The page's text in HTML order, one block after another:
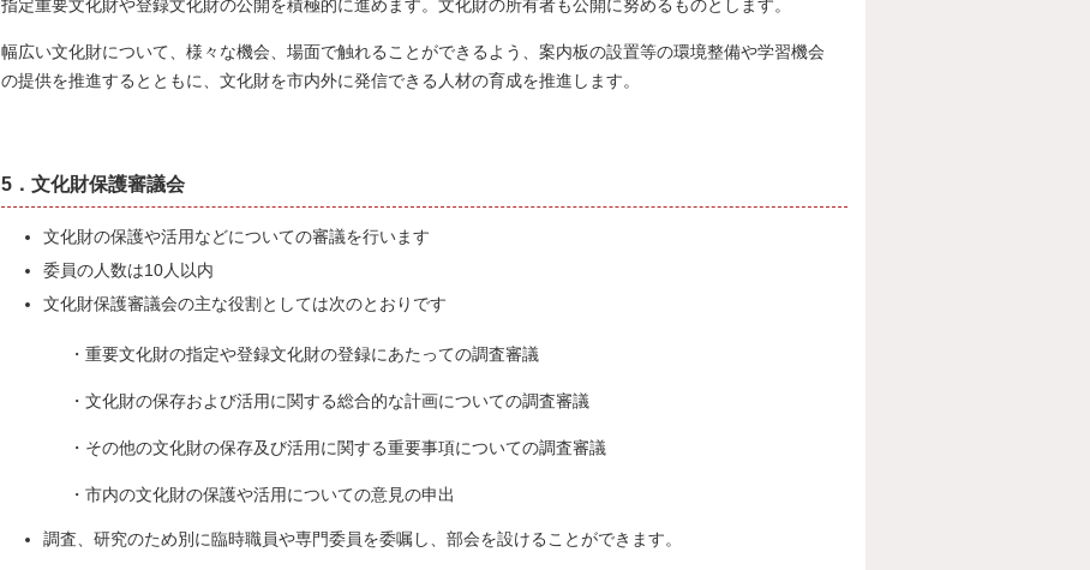
指定重要文化財や登録文化財の公開を積極的に進めます。文化財の所有者も公開に努めるものとします。
幅広い文化財について、様々な機会、場面で触れることができるよう、案内板の設置等の環境整備や学習機会
の提供を推進するとともに、文化財を市内外に発信できる人材の育成を推進します。
5．文化財保護審議会
文化財の保護や活用などについての審議を行います
委員の人数は10人以内
文化財保護審議会の主な役割としては次のとおりです
・重要文化財の指定や登録文化財の登録にあたっての調査審議
・文化財の保存および活用に関する総合的な計画についての調査審議
・その他の文化財の保存及び活用に関する重要事項についての調査審議
・市内の文化財の保護や活用についての意見の申出
調査、研究のため別に臨時職員や専門委員を委嘱し、部会を設けることができます。